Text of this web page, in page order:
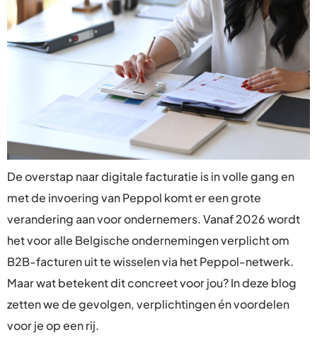
De overstap naar digitale facturatie is in volle gang en
met de invoering van Peppol komt er een grote
verandering aan voor ondernemers. Vanaf 2026 wordt
het voor alle Belgische ondernemingen verplicht om
B2B-facturen uit te wisselen via het Peppol-netwerk.
Maar wat betekent dit concreet voor jou? In deze blog
zetten we de gevolgen, verplichtingen én voordelen
voor je op een rij.